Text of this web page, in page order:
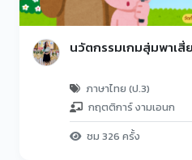
นวัตกรรมเกมสุ่มพาเสี่
ภาษาไทย (ป.3)
กฤตติการ์ งามเอนก
ชม 326 ครั้ง